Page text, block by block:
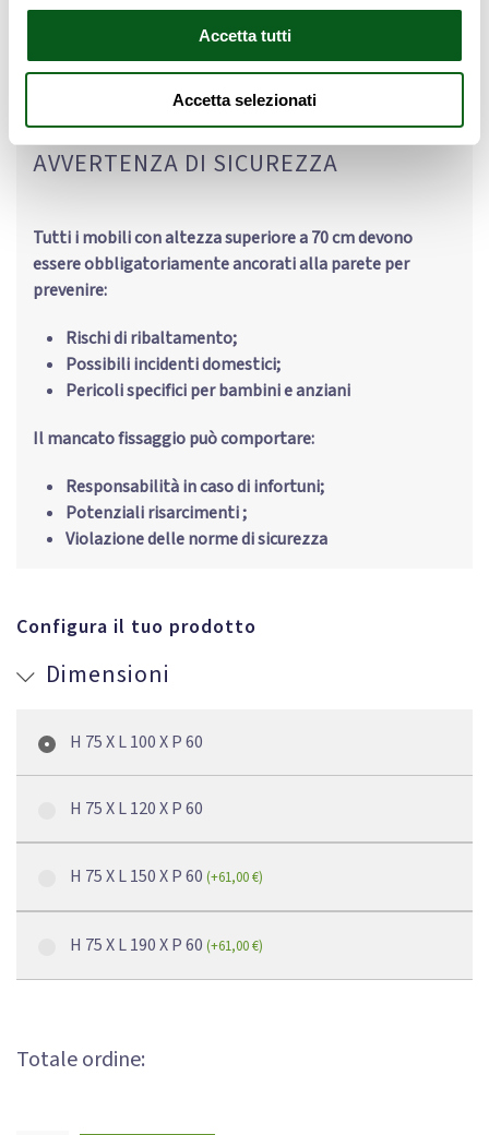
Accetta tutti
Accetta selezionati
sogna con la scrivania Piuma, un simbolo di eleganza e
funzionalità in perfetta armonia.
AVVERTENZA DI SICUREZZA
Tutti i mobili con altezza superiore a 70 cm devono
essere obbligatoriamente ancorati alla parete per
prevenire:
Rischi di ribaltamento;
Possibili incidenti domestici;
Pericoli specifici per bambini e anziani
Il mancato fissaggio può comportare:
Responsabilità in caso di infortuni;
Potenziali risarcimenti ;
Violazione delle norme di sicurezza
Configura il tuo prodotto
Dimensioni
H 75 X L 100 X P 60
H 75 X L 120 X P 60
H 75 X L 150 X P 60 (+61,00€)
H 75 X L 190 X P 60 (+61,00€)
Totale ordine: